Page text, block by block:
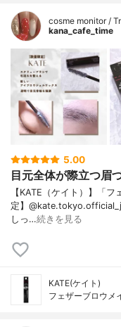
cosme monitor /
kana_cafe_time
5.00
目元全体が際立つ眉
【KATE（ケイト）】「
定】
しっ…続きを見る
KATE(ケイト)
フェザーブロウメ